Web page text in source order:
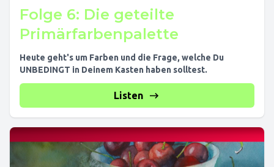
Folge 6: Die geteilte
Primärfarbenpalette
Heute geht's um Farben und die Frage, welche Du
UNBEDINGT in Deinem Kasten haben solltest.
Listen